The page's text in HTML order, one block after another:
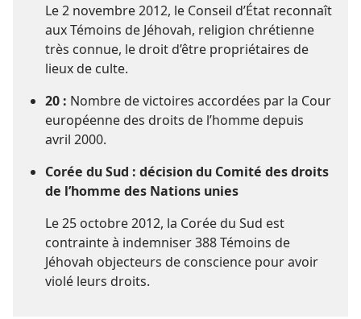
Le 2 novembre 2012, le Conseil d’État reconnaît
aux Témoins de Jéhovah, religion chrétienne
très connue, le droit d’être propriétaires de
lieux de culte.
20 : Nombre de victoires accordées par la Cour
européenne des droits de l’homme depuis
avril 2000.
Corée du Sud : décision du Comité des droits
de l’homme des Nations unies
Le 25 octobre 2012, la Corée du Sud est
contrainte à indemniser 388 Témoins de
Jéhovah objecteurs de conscience pour avoir
violé leurs droits.